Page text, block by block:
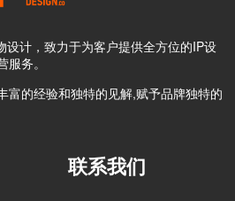
设计，致力于为客户提供全方位的IP设
务。
富的经验和独特的见解,赋予品牌独特的
联系我们